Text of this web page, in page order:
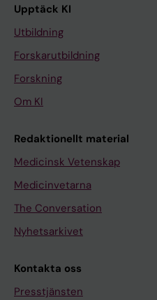
Upptäck KI
Utbildning
Forskarutbildning
Forskning
Om KI
Redaktionellt material
Medicinsk Vetenskap
Medicinvetarna
The Conversation
Nyhetsarkivet
Kontakta oss
Presstjänsten